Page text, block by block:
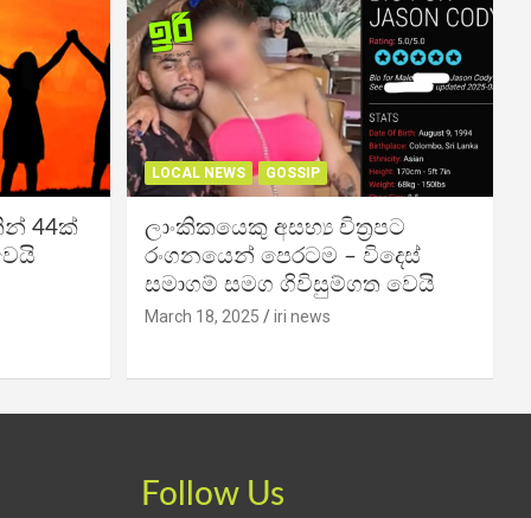
44ක්
LOCAL NEWS GOSSIP
ලාංකිකයෙකු අසභ්‍ය චිත්‍රපට
රංගනයෙන් පෙරටම – විදෙස්
සමාගම් සමග ගිවිසුම්ගත වෙයි
March 18, 2025 iri news
Follow Us